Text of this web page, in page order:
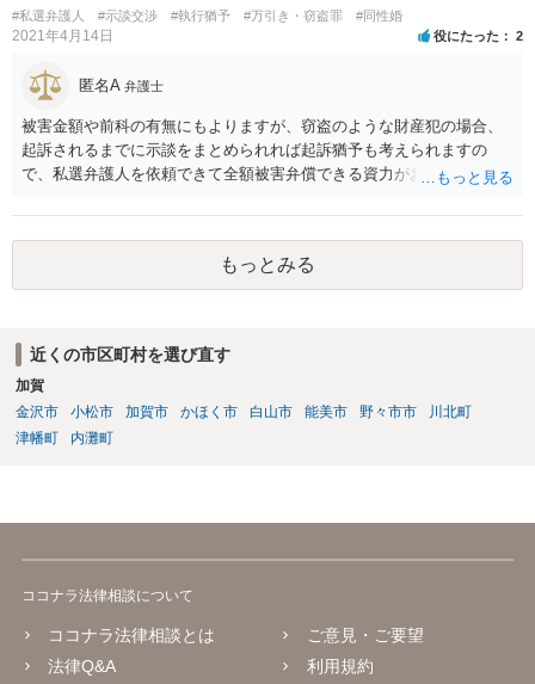
が作っても構いません。 書類を作るには、少なくも、５５０００円
は、かかるでしょう。
#私選弁護人 #示談交渉 #執行猶予 #万引き・窃盗罪 #同性婚
2021年4月14日 役にたった 2
匿名A 弁護士
被害金額や前科の有無にもよりますが、窃盗のような財産犯の場合、
起訴されるまでに示談をまとめられれば起訴猶予も考えられますの
で、私選弁護人を依頼できて全額被害弁償できる資力がお有りなので
めいたします。起訴されてしまうと前科はついてしまう可能性が極め
て高いので、被害金額はさほど大きくなく初犯で起訴猶予の可能性が
あり得る事案なのであれば、起訴までの弁護活動が極めて重要です。
もちろん国選弁護人であってもできるかぎり最善を尽くす弁護士が大
り、示談をまとめられる可能性が高くなる傾向は否定できないように
思われます。
もっとみる
近くの市区町村を選び直す
加賀
金沢市
小松市 加賀市 かほく市 白山市 能美市 野々市市
川北町
津幡町
内灘町
ココナラ法律相談について
ココナラ法律相談とは
法律Q&A
ご意見・ご要望
利用規約